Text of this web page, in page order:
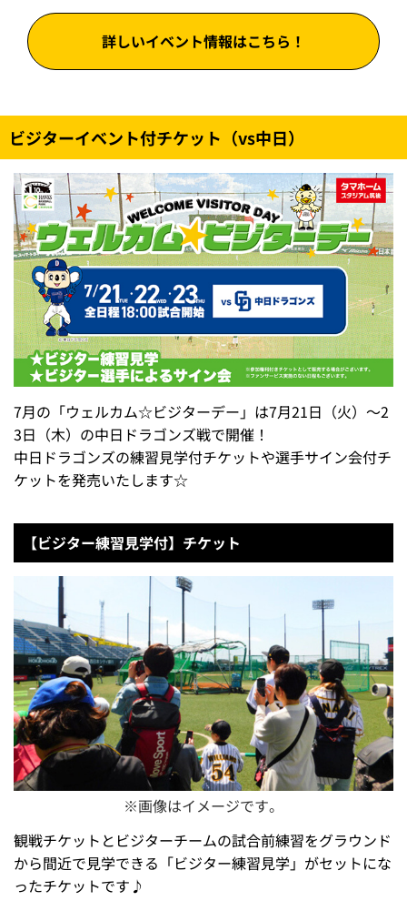
詳しいイベント情報はこちら！
ビジターイベント付チケット（vs中日）
7月の「ウェルカム☆ビジターデー」は7月21日（火）～2
3日（木）の中日ドラゴンズ戦で開催！
中日ドラゴンズの練習見学付チケットや選手サイン会付チ
ケットを発売いたします☆
【ビジター練習見学付】チケット
※画像はイメージです。
観戦チケットとビジターチームの試合前練習をグラウンド
から間近で見学できる「ビジター練習見学」がセットにな
ったチケットです♪